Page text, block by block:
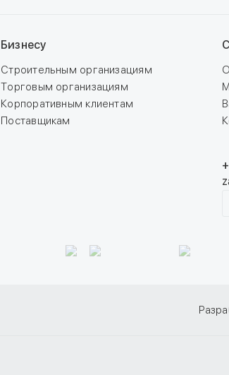
Бизнесу
Строительным организациям
Торговым организациям
Корпоративным клиентам
Поставщикам